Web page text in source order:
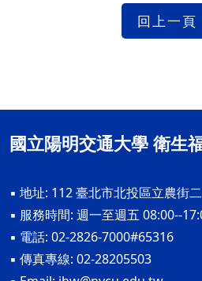
回上一頁
國立陽明交通大學 衛生
▪ 地址: 112 臺北市北投區立農街
▪ 服務時間: 週一至週五 08:00--
▪ 電話: 02-2826-7000#65316
▪ 傳真專線: 02-28205503